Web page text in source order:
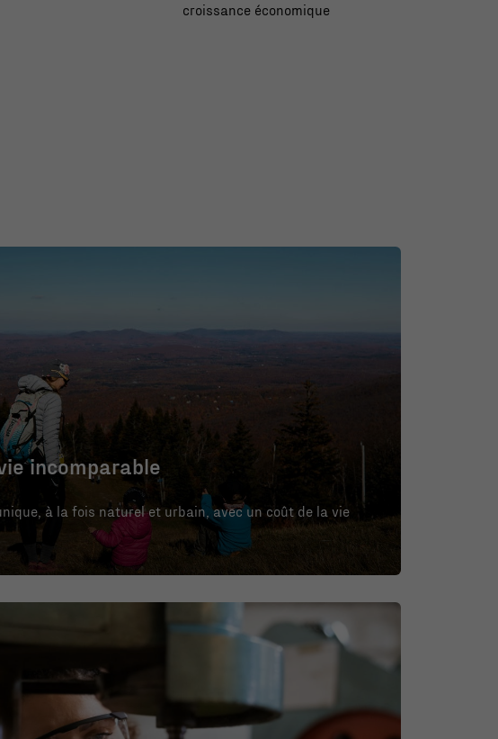
croissance économique
incomparable
à la fois naturel et urbain, avec un coût de la vie